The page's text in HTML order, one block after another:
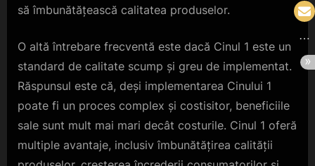
să îmbunătățească calitatea produselor.
O altă întrebare frecventă este dacă Cinul 1 este un
standard de calitate scump și greu de implementat.
Răspunsul este că, deși implementarea Cinului 1
poate fi un proces complex și costisitor, beneficiile
sale sunt mult mai mari decât costurile. Cinul 1 oferă
multiple avantaje, inclusiv îmbunătățirea calității